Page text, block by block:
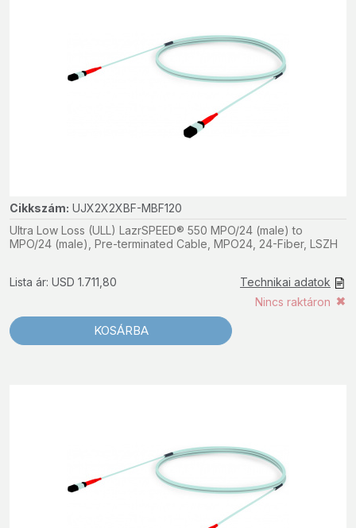
Cikkszám: UJX2X2XBF-MBF120
Ultra Low Loss (ULL) LazrSPEED® 550 MPO/24 (male) to
MPO/24 (male), Pre-terminated Cable, MPO24, 24-Fiber, LSZH
Technikai adatok
Lista ár: USD 1.711,80
Nincs raktáron
KOSÁRBA